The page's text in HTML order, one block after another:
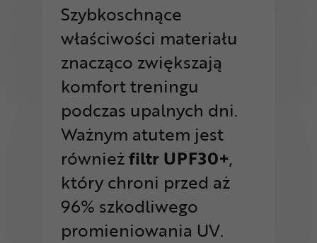
Szybkoschnące
właściwości materiału
znacząco zwiększają
komfort treningu
podczas upalnych dni.
Ważnym atutem jest
równieżfiltr UPF30+,
który chroni przed aż
96% szkodliwego
promieniowania UV.